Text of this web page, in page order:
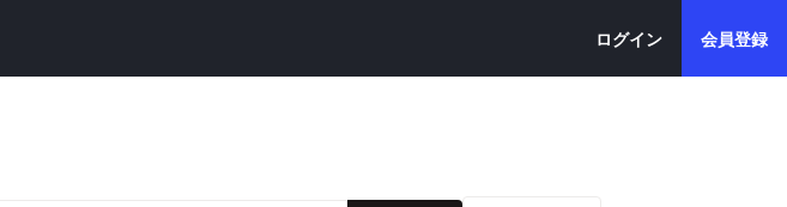
ログイン 会員登録